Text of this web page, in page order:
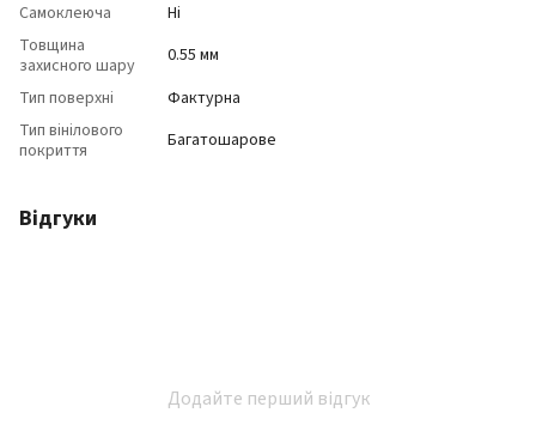
Самоклеюча
Ні
Товщина
захисного шару
0.55 мм
Тип поверхні
Фактурна
Тип вінілового
покриття
Багатошарове
Відгуки
Додайте перший відгук